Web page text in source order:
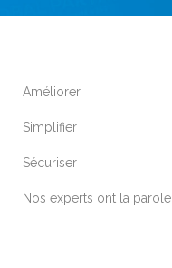
Améliorer
Simplifier
Sécuriser
Nos experts ont la parole